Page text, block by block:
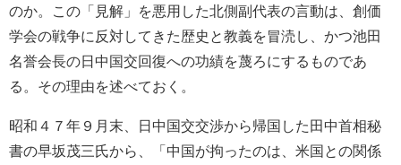
のか。この「見解」を悪用した北側副代表の言動は、創価
学会の戦争に反対してきた歴史と教義を冒涜し、かつ池田
名誉会長の日中国交回復への功績を蔑ろにするものであ
る。その理由を述べておく。
昭和４７年９月末、日中国交交渉から帰国した田中首相秘
書の早坂茂三氏から、「中国が拘ったのは、米国との関係